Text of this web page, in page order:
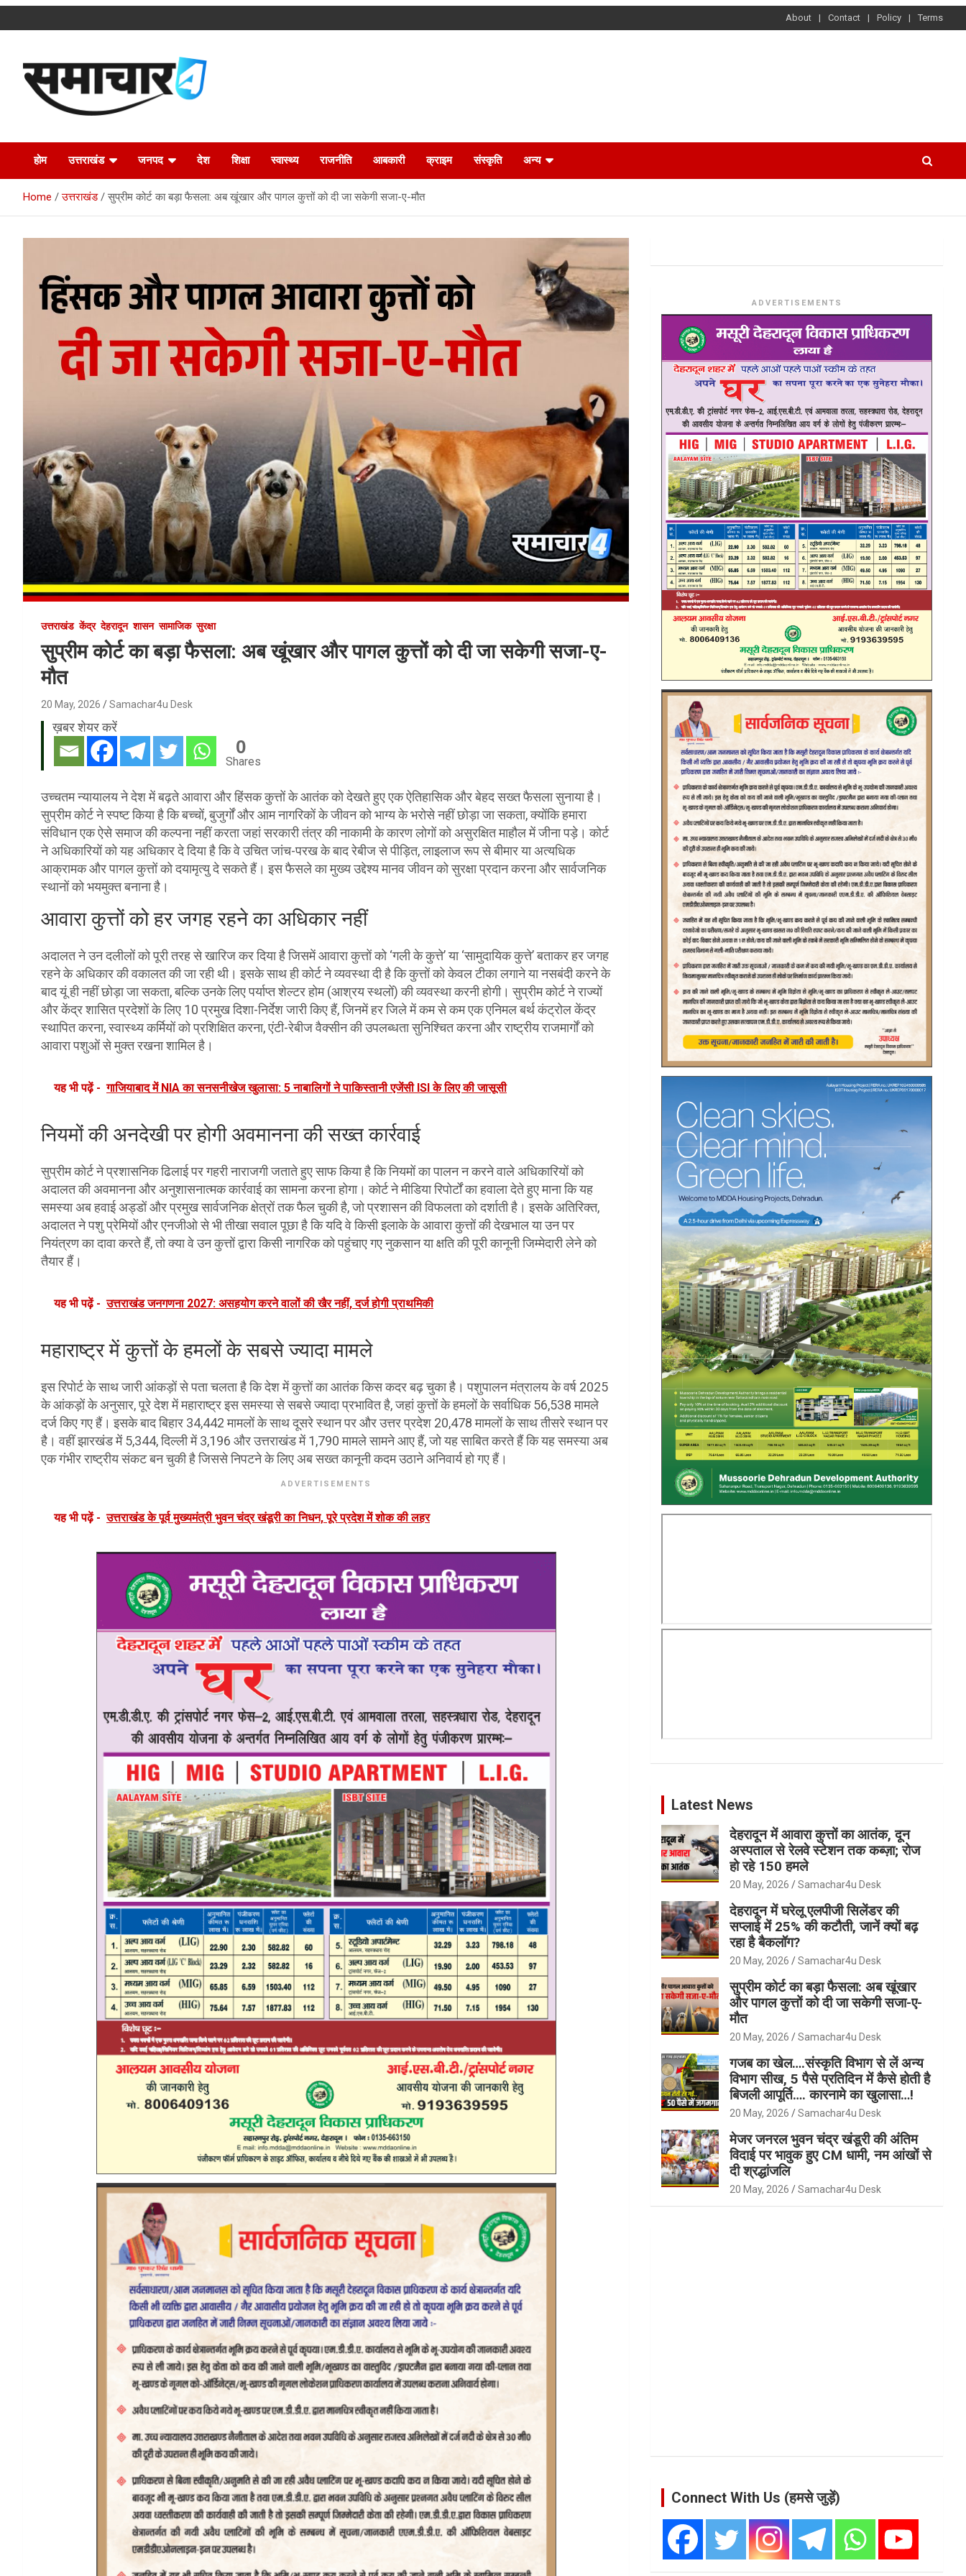
to
About Contact Policy Terms
Samachar4u
होम उत्तराखंड जनपद देश शिक्षा स्वास्थ्य राजनीति आबकारी क्राइम संस्कृति अन्य
Home उत्तराखंड सुप्रीम कोर्ट का बड़ा फैसला: अब खूंखार और पागल कुत्तों को दी जा सकेगी सजा-ए-मौत
उत्तराखंड केंद्र देहरादून शासन सामाजिक सुरक्षा
सुप्रीम कोर्ट का बड़ा फैसला: अब खूंखार और पागल कुत्तों को दी जा सकेगी सजा-ए-
मौत
20 May, 2026 Samachar4u Desk
ख़बर शेयर करें
0
Shares
उच्चतम न्यायालय ने देश में बढ़ते आवारा और हिंसक कुत्तों के आतंक को देखते हुए एक ऐतिहासिक और बेहद सख्त फैसला सुनाया है।
सुप्रीम कोर्ट ने स्पष्ट किया है कि बच्चों, बुजुर्गों और आम नागरिकों के जीवन को भाग्य के भरोसे नहीं छोड़ा जा सकता, क्योंकि हमारा
संविधान एक ऐसे समाज की कल्पना नहीं करता जहां सरकारी तंत्र की नाकामी के कारण लोगों को असुरक्षित माहौल में जीना पड़े। कोर्ट
ने अधिकारियों को यह अधिकार दे दिया है कि वे उचित जांच-परख के बाद रेबीज से पीड़ित, लाइलाज रूप से बीमार या अत्यधिक
आक्रामक और पागल कुत्तों को दयामृत्यु दे सकते हैं। इस फैसले का मुख्य उद्देश्य मानव जीवन को सुरक्षा प्रदान करना और सार्वजनिक
स्थानों को भयमुक्त बनाना है।
आवारा कुत्तों को हर जगह रहने का अधिकार नहीं
अदालत ने उन दलीलों को पूरी तरह से खारिज कर दिया है जिसमें आवारा कुत्तों को ‘गली के कुत्ते’ या ‘सामुदायिक कुत्ते’ बताकर हर जगह
रहने के अधिकार की वकालत की जा रही थी। इसके साथ ही कोर्ट ने व्यवस्था दी है कि कुत्तों को केवल टीका लगाने या नसबंदी करने के
बाद यूं ही नहीं छोड़ा जा सकता, बल्कि उनके लिए पर्याप्त शेल्टर होम (आश्रय स्थलों) की व्यवस्था करनी होगी। सुप्रीम कोर्ट ने राज्यों
और केंद्र शासित प्रदेशों के लिए 10 प्रमुख दिशा-निर्देश जारी किए हैं, जिनमें हर जिले में कम से कम एक एनिमल बर्थ कंट्रोल केंद्र
स्थापित करना, स्वास्थ्य कर्मियों को प्रशिक्षित करना, एंटी-रेबीज वैक्सीन की उपलब्धता सुनिश्चित करना और राष्ट्रीय राजमार्गों को
आवारा पशुओं से मुक्त रखना शामिल है।
यह भी पढ़ें - गाजियाबाद में NIA का सनसनीखेज खुलासा: 5 नाबालिगों ने पाकिस्तानी एजेंसी ISI के लिए की जासूसी
नियमों की अनदेखी पर होगी अवमानना की सख्त कार्रवाई
सुप्रीम कोर्ट ने प्रशासनिक ढिलाई पर गहरी नाराजगी जताते हुए साफ किया है कि नियमों का पालन न करने वाले अधिकारियों को
अदालत की अवमानना और अनुशासनात्मक कार्रवाई का सामना करना होगा। कोर्ट ने मीडिया रिपोर्टों का हवाला देते हुए माना कि यह
समस्या अब हवाई अड्डों और प्रमुख सार्वजनिक क्षेत्रों तक फैल चुकी है, जो प्रशासन की विफलता को दर्शाती है। इसके अतिरिक्त,
अदालत ने पशु प्रेमियों और एनजीओ से भी तीखा सवाल पूछा है कि यदि वे किसी इलाके के आवारा कुत्तों की देखभाल या उन पर
नियंत्रण का दावा करते हैं, तो क्या वे उन कुत्तों द्वारा किसी नागरिक को पहुंचाए गए नुकसान या क्षति की पूरी कानूनी जिम्मेदारी लेने को
तैयार हैं।
यह भी पढ़ें - उत्तराखंड जनगणना 2027: असहयोग करने वालों की खैर नहीं, दर्ज होगी प्राथमिकी
महाराष्ट्र में कुत्तों के हमलों के सबसे ज्यादा मामले
इस रिपोर्ट के साथ जारी आंकड़ों से पता चलता है कि देश में कुत्तों का आतंक किस कदर बढ़ चुका है। पशुपालन मंत्रालय के वर्ष 2025
के आंकड़ों के अनुसार, पूरे देश में महाराष्ट्र इस समस्या से सबसे ज्यादा प्रभावित है, जहां कुत्तों के हमलों के सर्वाधिक 56,538 मामले
दर्ज किए गए हैं। इसके बाद बिहार 34,442 मामलों के साथ दूसरे स्थान पर और उत्तर प्रदेश 20,478 मामलों के साथ तीसरे स्थान पर
है। वहीं झारखंड में 5,344, दिल्ली में 3,196 और उत्तराखंड में 1,790 मामले सामने आए हैं, जो यह साबित करते हैं कि यह समस्या अब
एक गंभीर राष्ट्रीय संकट बन चुकी है जिससे निपटने के लिए अब सख्त कानूनी कदम उठाने अनिवार्य हो गए हैं।
ADVERTISEMENTS
यह भी पढ़ें - उत्तराखंड के पूर्व मुख्यमंत्री भुवन चंद्र खंडूरी का निधन, पूरे प्रदेश में शोक की लहर
ADVERTISEMENTS
Latest News
देहरादून में आवारा कुत्तों का आतंक, दून
अस्पताल से रेलवे स्टेशन तक कब्ज़ा; रोज
हो रहे 150 हमले
20 May, 2026 Samachar4u Desk
देहरादून में घरेलू एलपीजी सिलेंडर की
सप्लाई में 25% की कटौती, जानें क्यों बढ़
रहा है बैकलॉग?
20 May, 2026 Samachar4u Desk
सुप्रीम कोर्ट का बड़ा फैसला: अब खूंखार
और पागल कुत्तों को दी जा सकेगी सजा-ए-
मौत
20 May, 2026 Samachar4u Desk
गजब का खेल….संस्कृति विभाग से लें अन्य
विभाग सीख, 5 पैसे प्रतिदिन में कैसे होती है
बिजली आपूर्ति…. कारनामे का खुलासा…!
20 May, 2026 Samachar4u Desk
मेजर जनरल भुवन चंद्र खंडूरी की अंतिम
विदाई पर भावुक हुए CM धामी, नम आंखों से
दी श्रद्धांजलि
20 May, 2026 Samachar4u Desk
Connect With Us (हमसे जुड़ें)